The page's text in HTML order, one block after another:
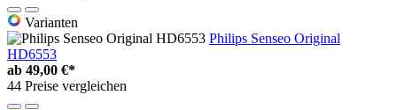
Varianten
Philips Senseo Original
HD6553
ab 49,00 €*
44 Preise vergleichen